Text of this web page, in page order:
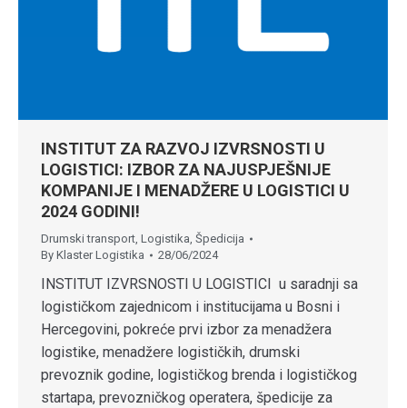
INSTITUT ZA RAZVOJ IZVRSNOSTI U
LOGISTICI: IZBOR ZA NAJUSPJEŠNIJE
KOMPANIJE I MENADŽERE U LOGISTICI U
2024 GODINI!
Drumski transport, Logistika, Špedicija
By Klaster Logistika 28/06/2024
INSTITUT IZVRSNOSTI U LOGISTICI u saradnji sa
logističkom zajednicom i institucijama u Bosni i
Hercegovini, pokreće prvi izbor za menadžera
logistike, menadžere logističkih, drumski
prevoznik godine, logističkog brenda i logističkog
startapa, prevozničkog operatera, špedicije za